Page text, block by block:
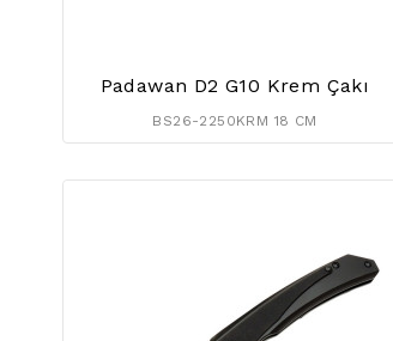
Padawan D2 G10 Krem Çakı
BS26-2250KRM 18 CM